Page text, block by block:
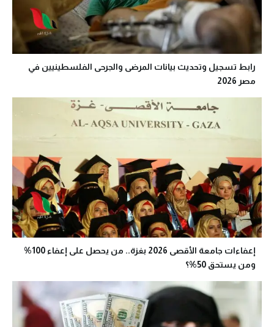
رابط تسجيل وتحديث بيانات المرضى والجرحى الفلسطينيين في
مصر 2026
إعفاءات جامعة الأقصى 2026 بغزة.. من يحصل على إعفاء 100%
ومن يستحق 50%؟